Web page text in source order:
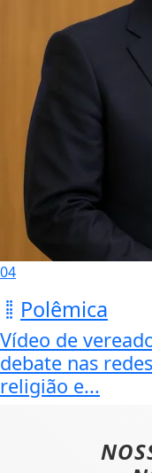
04
Polêmica
Vídeo de
debate nas
religião e...